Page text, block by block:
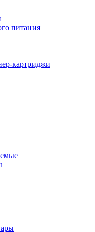
питания
картриджи